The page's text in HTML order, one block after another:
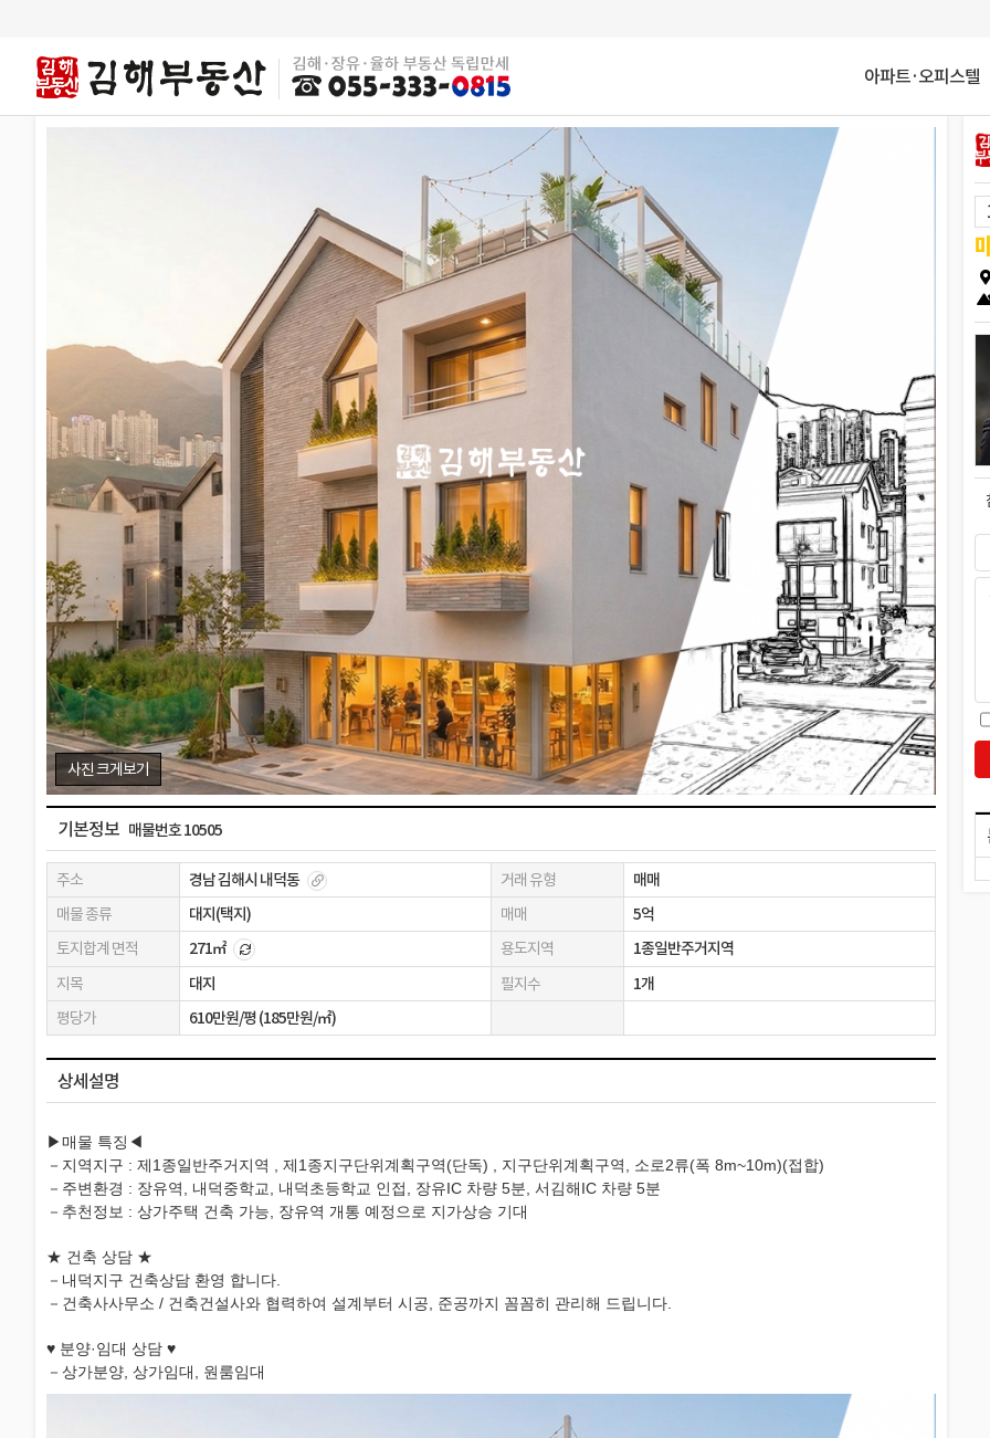
아파트·오피스텔
사진 크게보기
기본정보 매물번호 10505
주소 경남 김해시 내덕동 거래 유형
매매
매물 종류
대지(택지) 매매
5억
토지합계 면적
271㎡ 용도지역
1종일반주거지역
지목
대지 필지수
1개
평당가
610만원/평 (185만원/㎡)
상세설명
▶매물 특징◀
－지역지구 : 제1종일반주거지역 , 제1종지구단위계획구역(단독) , 지구단위계획구역, 소로2류(폭 8m~10m)(접합)
－주변환경 : 장유역, 내덕중학교, 내덕초등학교 인접, 장유IC 차량 5분, 서김해IC 차량 5분
－추천정보 : 상가주택 건축 가능, 장유역 개통 예정으로 지가상승 기대
★ 건축 상담 ★
－내덕지구 건축상담 환영 합니다.
－건축사사무소 / 건축건설사와 협력하여 설계부터 시공, 준공까지 꼼꼼히 관리해 드립니다.
♥ 분양·임대 상담 ♥
－상가분양, 상가임대, 원룸임대